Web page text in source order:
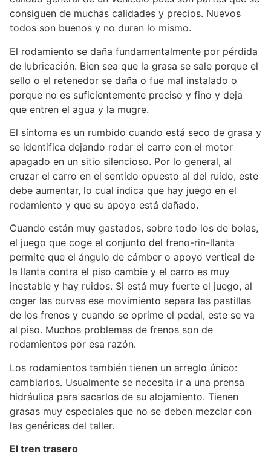
consiguen de muchas calidades y precios. Nuevos
todos son buenos y no duran lo mismo.
El rodamiento se daña fundamentalmente por pérdida
de lubricación. Bien sea que la grasa se sale porque el
sello o el retenedor se daña o fue mal instalado o
porque no es suficientemente preciso y fino y deja
que entren el agua y la mugre.
El síntoma es un rumbido cuando está seco de grasa y
se identifica dejando rodar el carro con el motor
apagado en un sitio silencioso. Por lo general, al
cruzar el carro en el sentido opuesto al del ruido, este
debe aumentar, lo cual indica que hay juego en el
rodamiento y que su apoyo está dañado.
Cuando están muy gastados, sobre todo los de bolas,
el juego que coge el conjunto del freno-rin-llanta
permite que el ángulo de cámber o apoyo vertical de
la llanta contra el piso cambie y el carro es muy
inestable y hay ruidos. Si está muy fuerte el juego, al
coger las curvas ese movimiento separa las pastillas
de los frenos y cuando se oprime el pedal, este se va
al piso. Muchos problemas de frenos son de
rodamientos por esa razón.
Los rodamientos también tienen un arreglo único:
cambiarlos. Usualmente se necesita ir a una prensa
hidráulica para sacarlos de su alojamiento. Tienen
grasas muy especiales que no se deben mezclar con
las genéricas del taller.
El tren trasero